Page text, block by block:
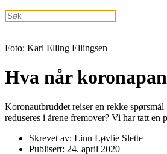
Foto: Karl Elling Ellingsen
Hva når
Koronautbruddet reiser en rekke
reduseres i årene fremover? Vi har tatt
Skrevet av: Linn Løvlie Slette
Publisert: 24. april 2020